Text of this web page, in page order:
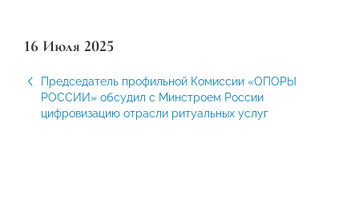
16 Июля 2025
Председатель профильной Комиссии «ОПОРЫ
РОССИИ» обсудил с Минстроем России
цифровизацию отрасли ритуальных услуг